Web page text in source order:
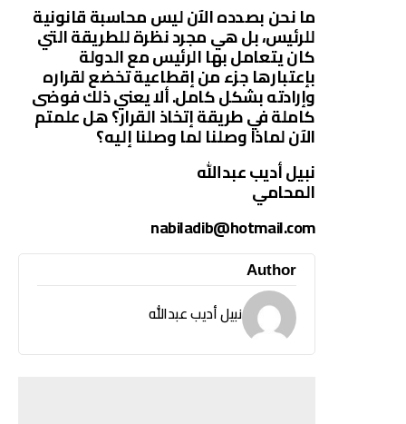
ما نحن بصدده الآن ليس محاسبة قانونية
للرئيس، بل هي مجرد نظرة للطريقة التي
كان يتعامل بها الرئيس مع الدولة
بإعتبارها جزء من إقطاعية تخضع لقراره
وإرادته بشكل كامل. ألا يعني ذلك فوضى
كاملة في طريقة إتخاذ القرار؟ هل علمتم
الآن لماذا وصلنا لما وصلنا إليه؟
نبيل أديب عبدالله
المحامي
nabiladib@hotmail.com
Author
نبيل أديب عبدالله